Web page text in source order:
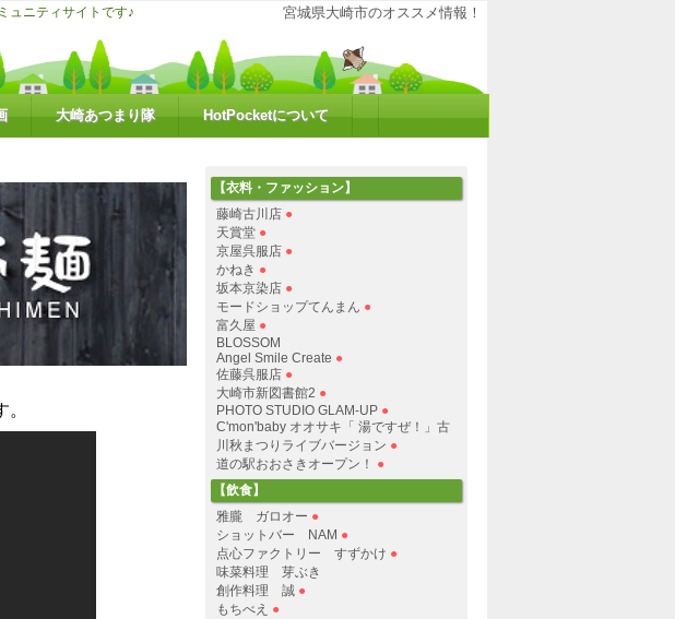
ュニティサイトです♪ 大崎の魅力を再発見！ポケットにHOTな情報をお届けするコミュニティサイト
宮城県大崎市のオススメ情報！
大崎あつまり隊 HotPocketについて
【衣料・ファッション】
藤崎古川店 ●
天賞堂 ●
京屋呉服店 ●
かねき ●
坂本京染店 ●
モードショップてんまん ●
富久屋 ●
BLOSSOM
Angel Smile Create ●
佐藤呉服店 ●
大崎市新図書館2 ●
PHOTO STUDIO GLAM-UP ●
C'mon'baby オオサキ「 湯ですぜ！」古
川秋まつりライブバージョン ●
道の駅おおさきオープン！
●
【飲食】
雅朧 ガロオー ●
ショットバー NAM ●
点心ファクトリー すずかけ ●
味菜料理 芽ぶき
創作料理 誠 ●
もちべえ ●